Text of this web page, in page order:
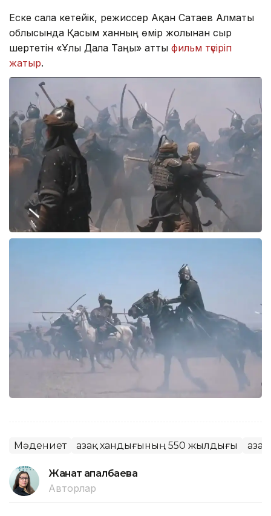
Еске сала кетейік, режиссер Ақан Сатаев Алматы
облысында Қасым ханның өмір жолынан сыр
шертетін «Ұлы Дала Таңы» атты фильм түсіріп
жатыр.
Мәдениет Қазақ хандығының 550 жылдығы
Жанат Қапалбаева
Авторлар